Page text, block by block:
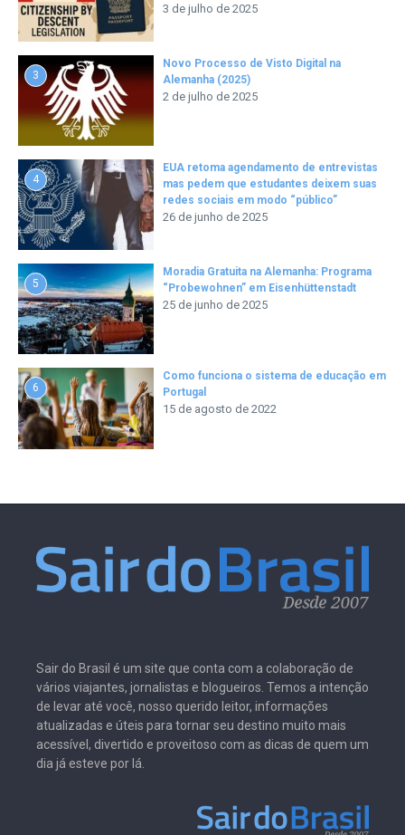
3 de julho de 2025
3
Novo Processo de Visto Digital na
Alemanha (2025)
2 de julho de 2025
4
EUA retoma agendamento de entrevistas
mas pedem que estudantes deixem suas
redes sociais em modo “público”
26 de junho de 2025
5
Moradia Gratuita na Alemanha: Programa
“Probewohnen” em Eisenhüttenstadt
25 de junho de 2025
6
Como funciona o sistema de educação em
Portugal
15 de agosto de 2022
Sair do Brasil é um site que conta com a colaboração de
vários viajantes, jornalistas e blogueiros. Temos a intenção
de levar até você, nosso querido leitor, informações
atualizadas e úteis para tornar seu destino muito mais
acessível, divertido e proveitoso com as dicas de quem um
dia já esteve por lá.